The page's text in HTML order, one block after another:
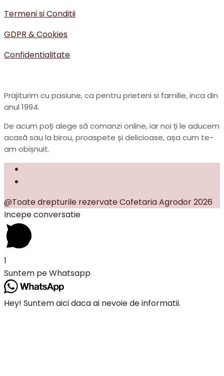
Termeni si Conditii
GDPR & Cookies
Confidentialitate
Prajiturim cu pasiune, ca pentru prieteni si familie, inca din
anul 1994.
De acum poți alege să comanzi online, iar noi ți le aducem
acasă sau la birou, proaspete și delicioase, așa cum te-
am obișnuit.
@Toate drepturile rezervate Cofetaria Agrodor 2026
Incepe conversatie
1
Suntem pe Whatsapp
Hey! Suntem aici daca ai nevoie de informatii.